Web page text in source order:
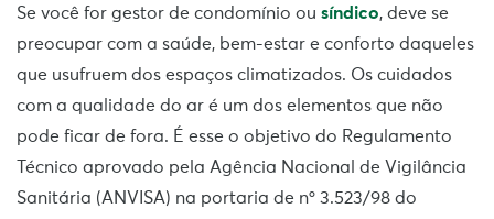
Se você for gestor de condomínio ou síndico, deve se
preocupar com a saúde, bem-estar e conforto daqueles
que usufruem dos espaços climatizados. Os cuidados
com a qualidade do ar é um dos elementos que não
pode ficar de fora. É esse o objetivo do Regulamento
Técnico aprovado pela Agência Nacional de Vigilância
Sanitária (ANVISA) na portaria de nº 3.523/98 do